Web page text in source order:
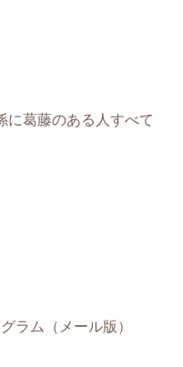
に葛藤のある人すべて
ラム（メール版）